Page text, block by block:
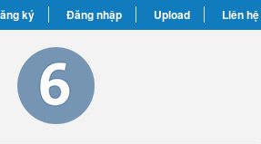
ký Đăng nhập Upload Liên hệ